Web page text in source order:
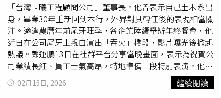
鄭主席率團訪問大陸的樂觀其成。美方團長公開表示，對話
一定是好事，支持對岸能夠跟台灣所有的黨派都進行對話交
流。鄭麗文強調「一點都不難」，只要回歸九二共識，反對
台獨，台海真的不需要打仗。此外，鄭麗文指出，美國參議
員訪團並公開表示，對於川普總統想要訪問北京進行美中高
峰會，他們覺得樂觀其成，非常期待，同時表示美中之間的
關係越好，交流越多，對台海、對台灣就越安全。因此，鄭
麗文強調，國民黨所推動的兩岸和平交流對話，不但符合黨
「台灣世曦工程顧問公司」董事長。他曾表示自己土木系出
身，畢業30年重新回到本行，外界對其轉任後的表現相當關
注。適逢農曆年前尾牙旺季，各企業陸續舉辦年終餐會，他
近日在公司尾牙上親自演出「吞火」橋段，影片曝光後掀起
熱議。鄭運鵬13日在社群平台分享當晚畫面，表示為祝賀公
司業績長紅、員工士氣高昂，特地準備一段特別表演。他在
台上強調，「這是真實表演，不是AI特效，董事長本人親自
上場，而且會注意安全」，同時提醒「小朋友不要模仿、不
02月16日, 2026 繼續閱讀